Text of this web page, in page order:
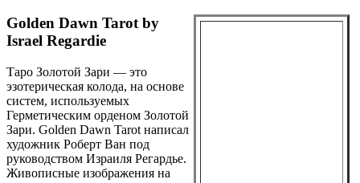
Golden Dawn Tarot by
Israel Regardie
Таро Золотой Зари — это
эзотерическая колода, на основе
систем, используемых
Герметическим орденом Золотой
Зари. Golden Dawn Tarot написал
художник Роберт Ван под
руководством Израиля Регардье.
Живописные изображения на